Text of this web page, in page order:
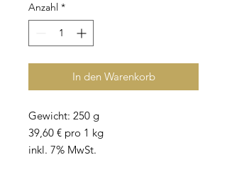
Anzahl *
In den Warenkorb
Gewicht: 250 g
39,60 € pro 1 kg
inkl. 7% MwSt.